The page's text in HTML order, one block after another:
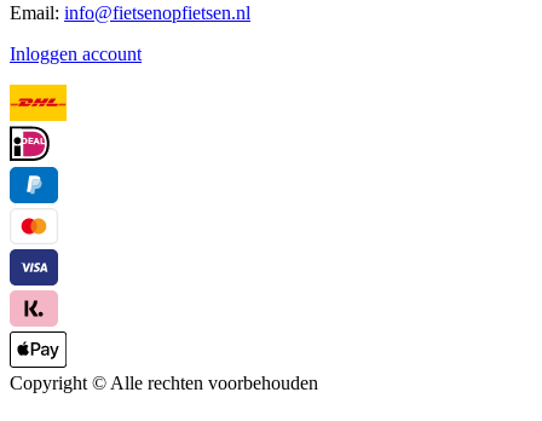
Email: info@fietsenopfietsen.nl
Inloggen account
Copyright © Alle rechten voorbehouden